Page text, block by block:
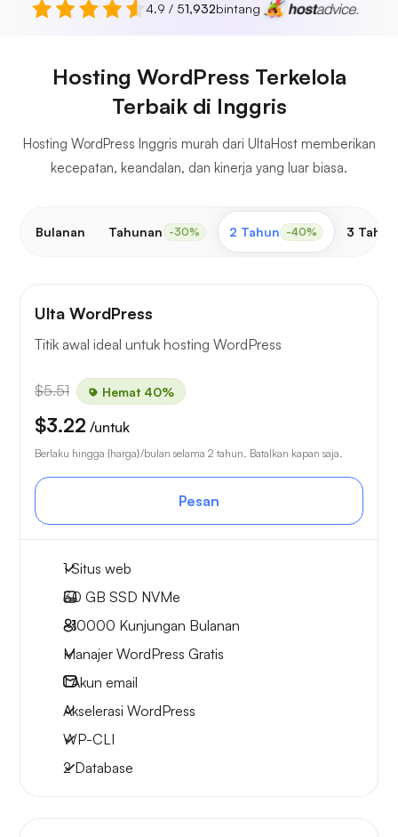
4.9 / 51,932bintang
Hosting WordPress Terkelola
Terbaik di Inggris
Hosting WordPress Inggris murah dari UltaHost memberikan
kecepatan, keandalan, dan kinerja yang luar biasa.
Bulanan Tahunan -30% 2 Tahun -40% 3 Tahun
Ulta WordPress
Titik awal ideal untuk hosting WordPress
$5.51 Hemat 40%
$3.22 /untuk
Berlaku hingga {harga}/bulan selama 2 tahun. Batalkan kapan saja.
Pesan
1 Situs web
30 GB SSD NVMe
~10000 Kunjungan Bulanan
Manajer WordPress Gratis
1Akun email
Akselerasi WordPress
WP-CLI
2 Database